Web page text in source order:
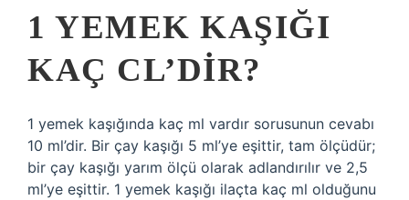
1 YEMEK KAŞIĞI
KAÇ CL’DIR?
1 yemek kaşığında kaç ml vardır sorusunun cevabı
10 ml’dir. Bir çay kaşığı 5 ml’ye eşittir, tam ölçüdür;
bir çay kaşığı yarım ölçü olarak adlandırılır ve 2,5
ml’ye eşittir. 1 yemek kaşığı ilaçta kaç ml olduğunu